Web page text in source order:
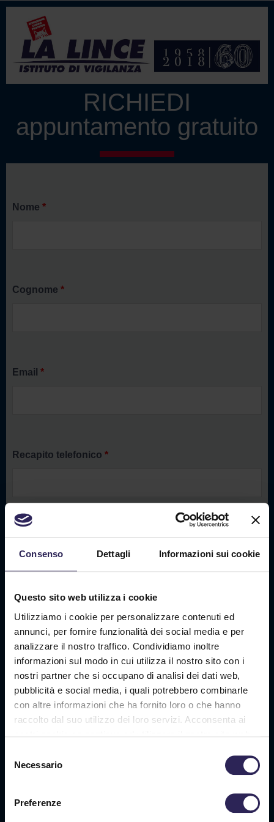
Consenso Dettagli Informazioni sui cookie
Questo sito web utilizza i cookie
Utilizziamo i cookie per personalizzare contenuti ed
annunci, per fornire funzionalità dei social media e per
analizzare il nostro traffico. Condividiamo inoltre
informazioni sul modo in cui utilizza il nostro sito con i
nostri partner che si occupano di analisi dei dati web,
pubblicità e social media, i quali potrebbero combinarle
con altre informazioni che ha fornito loro o che hanno
raccolto dal suo utilizzo dei loro servizi. Acconsenta ai
delNecessario
Preferenze
RICHIEDI
appuntamento gratuito
Nome *
Cognome *
Email *
Recapito telefonico *
Seleziona tipologia contratto*
Comune*
CODICE PROMOZIONE